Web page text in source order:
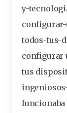
y-
todos-tus-
configurar
tus
ingeniosos
funcionaba